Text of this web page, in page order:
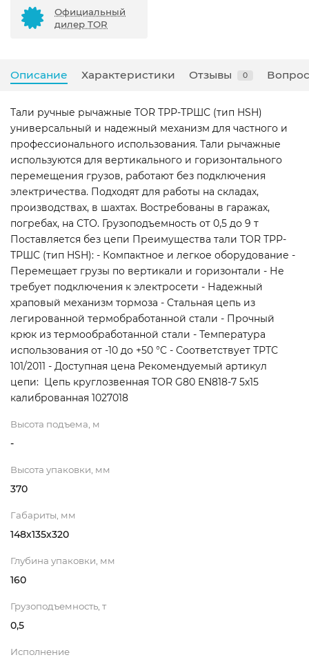
Официальный
дилер TOR
Описание Характеристики Отзывы 0
Тали ручные рычажные TOR ТРР-ТРШС (тип HSH)
универсальный и надежный механизм для частного и
профессионального использования. Тали рычажные
используются для вертикального и горизонтального
перемещения грузов, работают без подключения
электричества. Подходят для работы на складах,
производствах, в шахтах. Востребованы в гаражах,
погребах, на СТО. Грузоподъемность от 0,5 до 9 т
Поставляется без цепи Преимущества тали TOR ТРР-
ТРШС (тип HSH): - Компактное и легкое оборудование -
Перемещает грузы по вертикали и горизонтали - Не
требует подключения к электросети - Надежный
храповый механизм тормоза - Стальная цепь из
легированной термобработанной стали - Прочный
крюк из термообработанной стали - Температура
использования от -10 до +50 °C - Соответствует ТРТС
101/2011 - Доступная цена Рекомендуемый артикул
цепи: Цепь круглозвенная TOR G80 EN818-7 5х15
калиброванная 1027018
Высота подъема, м
-
Высота упаковки, мм
370
Габариты, мм
148х135х320
Глубина упаковки, мм
160
Грузоподъемность, т
0,5
Исполнение